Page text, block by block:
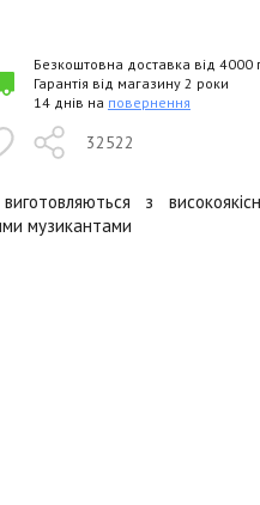
32522
Безкоштовна доставка від 4000
Гарантія від магазину 2 роки
14 днів на повернення
з
музикантами